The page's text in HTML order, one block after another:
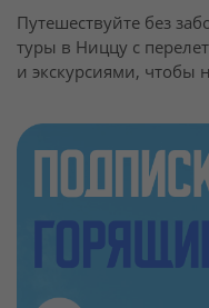
Путешествуйте без
туры в Ниццу с
и экскурсиями, чтобы